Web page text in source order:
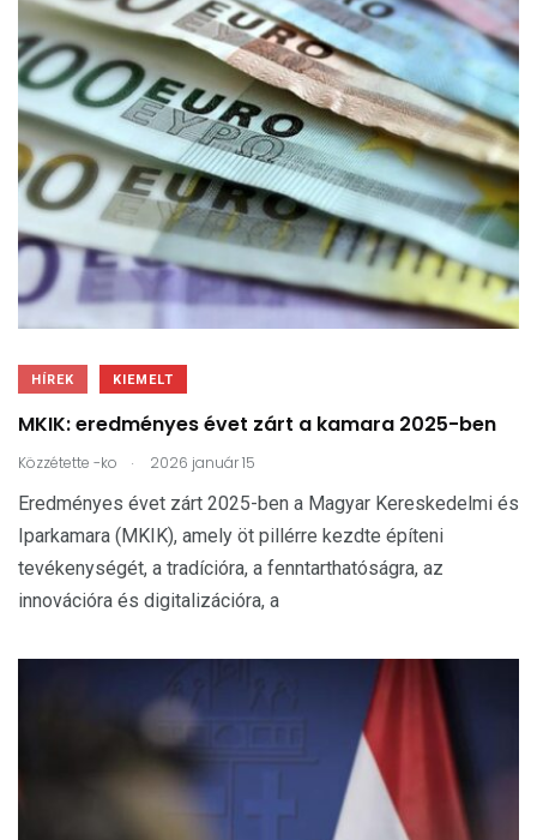
HÍREK KIEMELT
MKIK: eredményes évet zárt a kamara 2025-ben
Közzétette -ko . 2026 január 15
Eredményes évet zárt 2025-ben a Magyar Kereskedelmi és
Iparkamara (MKIK), amely öt pillérre kezdte építeni
tevékenységét, a tradícióra, a fenntarthatóságra, az
innovációra és digitalizációra, a